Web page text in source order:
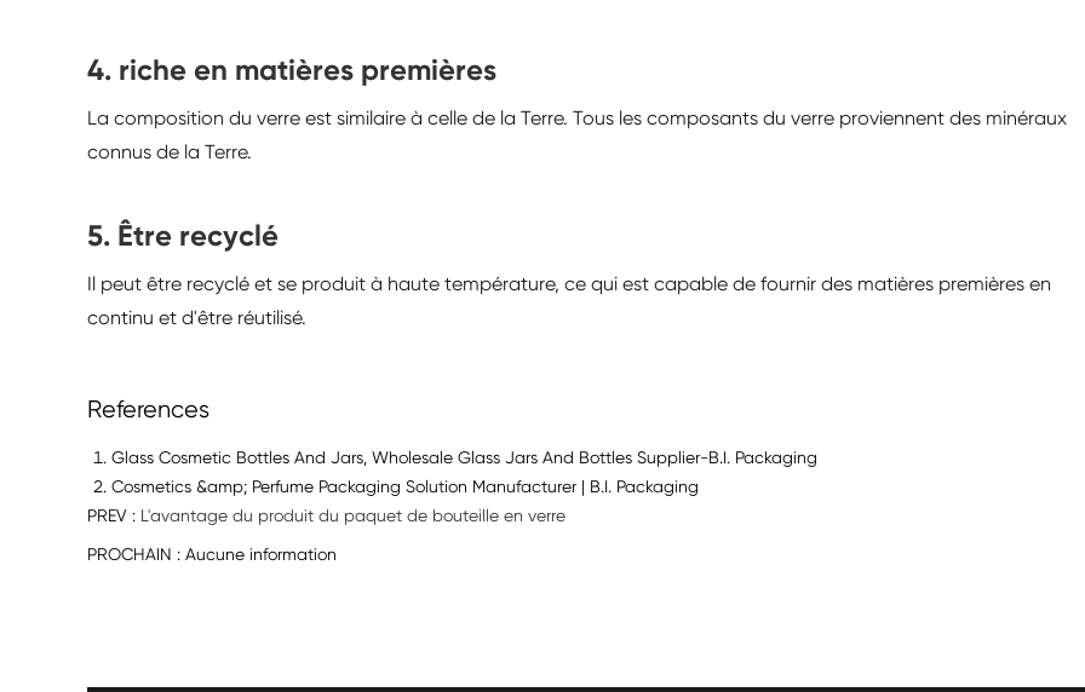
4. riche en matières premières
La composition du verre est similaire à celle de la Terre. Tous les composants du verre proviennent des minéraux
connus de la Terre.
5. Être recyclé
Il peut être recyclé et se produit à haute température, ce qui est capable de fournir des matières premières en
continu et d'être réutilisé.
References
Glass Cosmetic Bottles And Jars, Wholesale Glass Jars And Bottles Supplier-B.I. Packaging
Cosmetics &amp; Perfume Packaging Solution Manufacturer | B.I. Packaging
PREV : L'avantage du produit du paquet de bouteille en verre
PROCHAIN : Aucune information